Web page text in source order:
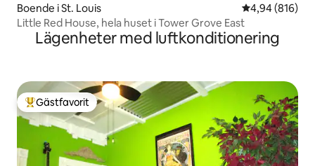
Boende i St. Louis 4,94 av 5 i
4,94 (816)
Little Red House, hela huset i Tower Grove East
Lägenheter med luftkonditionering
Populär gästfavorit
Gästfavorit